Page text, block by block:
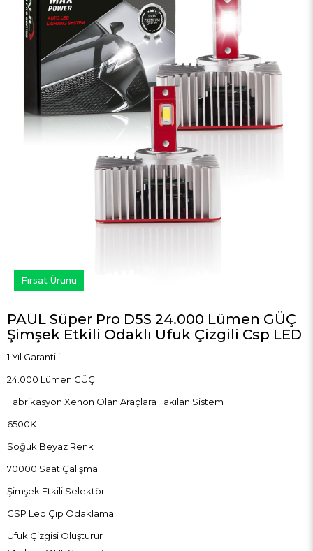
Fırsat Ürünü
PAUL Süper Pro D5S 24.000 Lümen GÜÇ
Şimşek Etkili Odaklı Ufuk Çizgili Csp LED
1 Yıl Garantili
24.000 Lümen GÜÇ
Fabrikasyon Xenon Olan Araçlara Takılan Sistem
6500K
Soğuk Beyaz Renk
70000 Saat Çalışma
Şimşek Etkili Selektör
CSP Led Çip Odaklamalı
Ufuk Çizgisi Oluşturur